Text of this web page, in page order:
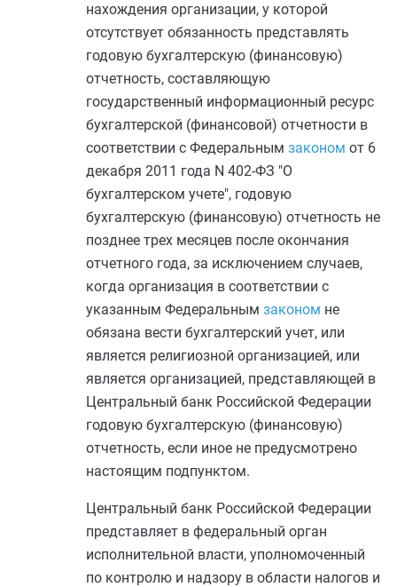
нахождения организации, у которой
отсутствует обязанность представлять
годовую бухгалтерскую (финансовую)
отчетность, составляющую
государственный информационный ресурс
бухгалтерской (финансовой) отчетности в
соответствии с Федеральным законом от 6
декабря 2011 года N 402-ФЗ "О
бухгалтерском учете", годовую
бухгалтерскую (финансовую) отчетность не
позднее трех месяцев после окончания
отчетного года, за исключением случаев,
когда организация в соответствии с
указанным Федеральным законом не
обязана вести бухгалтерский учет, или
является религиозной организацией, или
является организацией, представляющей в
Центральный банк Российской Федерации
годовую бухгалтерскую (финансовую)
отчетность, если иное не предусмотрено
настоящим подпунктом.
Центральный банк Российской Федерации
представляет в федеральный орган
исполнительной власти, уполномоченный
по контролю и надзору в области налогов и